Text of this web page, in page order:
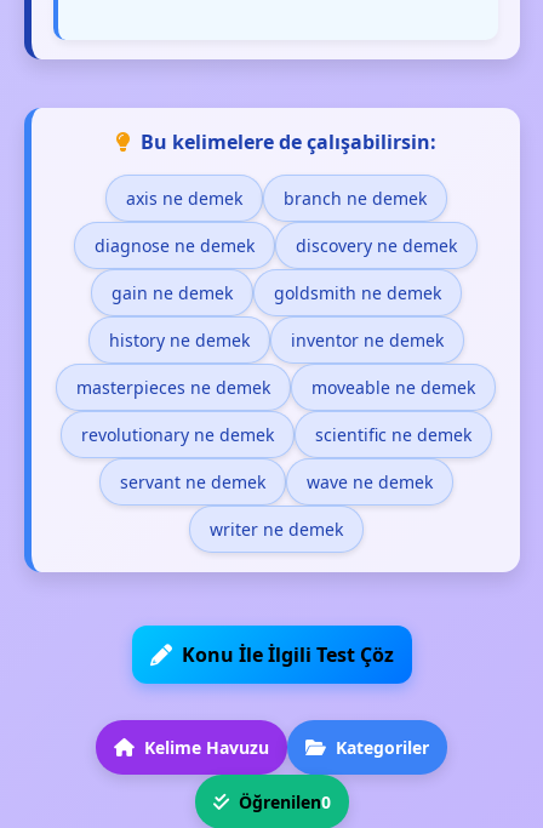
Bu kelimelere de çalışabilirsin:
axis ne demek branch ne demek
diagnose ne demek discovery ne demek
gain ne demek goldsmith ne demek
history ne demek inventor ne demek
masterpieces ne demek moveable ne demek
revolutionary ne demek scientific ne demek
servant ne demek wave ne demek
writer ne demek
Konu İle İlgili Test Çöz
Kelime Havuzu Kategoriler
Öğrenilen0